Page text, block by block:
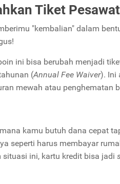
Tiket
"kembalian" dalam
ini bisa berubah menjadi
(Annual Fee Waiver). Ini
mewah atau penghematan
kamu butuh dana cepat
seperti harus membayar
ini, kartu kredit bisa jadi